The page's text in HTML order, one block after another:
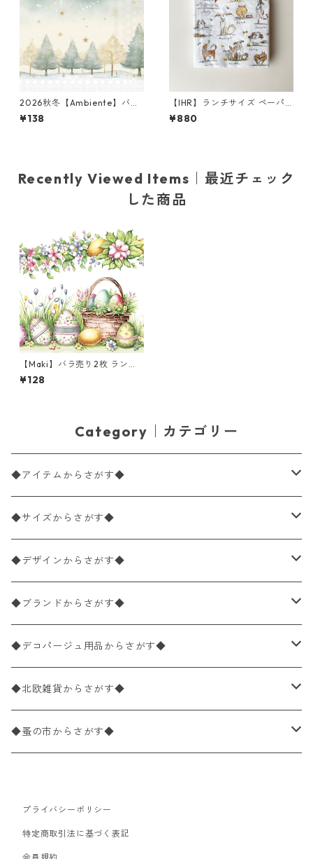
2026秋冬【Ambiente】バラ
売り2枚 ランチサイズ ペーパ
ーナプキン Starry Sky グリー
¥138
【IHR】ランチサイズ ペーパ
ーナプキン EMOTION DOGS
ホワイト Anita Jeram 20枚
¥880
Recently Viewed Items｜最近チェック
した商品
【Maki】バラ売り2枚 ランチ
サイズ ペーパーナプキン Wat
ercolour Scene with Basket
¥128
Category｜カテゴリー
◆アイテムからさがす◆
ペーパーナプキン2枚バラ売り
ペーパーナプキン1枚バラ売り
ペーパーナプキン20枚入りパック
ペーパーナプキン10枚入りパック
ライスペーパー
ペーパーリネンナプキン
ワックスペーパー
◆サイズからさがす◆
33×33cm（ランチサイズ）
バラ売り
パック売り
25×25cm（カクテルサイズ）
バラ売り
パック売り
40×40cm（ディナーサイズ）
バラ売り
パック売り
21×21cm（ポケットサイズ）
バラ売り
33cm（ラウンド）
◆デザインからさがす◆
花柄
植物・グリーン柄
動物・鳥・昆虫・蝶柄
海・魚柄
食べ物・フルーツ・野菜・ドリンク柄
◆ブランドからさがす◆
ドイツ製 IHR/イア
ランチサイズ
カクテルサイズ
ドイツ製 Ambiente/アンビエンテ
ランチサイズ
ドイツ製 Paperproducts Design
カクテルサイズ
ランチサイズ
カクテルサイズ
ドイツ製 ti-flair/ティーフレア
ランチサイズ
◆デコパージュ用品からさがす◆
デコパージュ液
デコパージュ下地
デコパージュはさみ
◆北欧雑貨からさがす◆
シリコンモールド
トレイ
◆蚤の市からさがす◆
北欧雑貨
プライバシーポリシー
特定商取引法に基づく表記